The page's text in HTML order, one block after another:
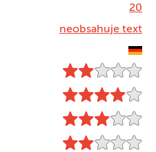
20
neobsahuje text